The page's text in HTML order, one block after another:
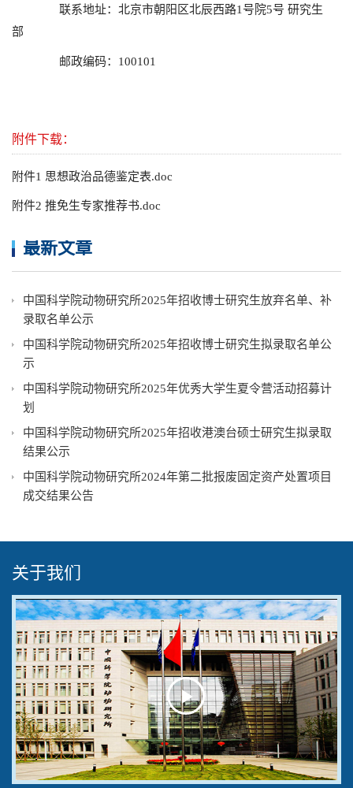
联系地址：北京市朝阳区北辰西路1号院5号 研究生
部
邮政编码：100101
附件下载：
附件1 思想政治品德鉴定表.doc
附件2 推免生专家推荐书.doc
最新文章
中国科学院动物研究所2025年招收博士研究生放弃名单、补
录取名单公示
中国科学院动物研究所2025年招收博士研究生拟录取名单公
示
中国科学院动物研究所2025年优秀大学生夏令营活动招募计
划
中国科学院动物研究所2025年招收港澳台硕士研究生拟录取
结果公示
中国科学院动物研究所2024年第二批报废固定资产处置项目
成交结果公告
关于我们
Play
Video